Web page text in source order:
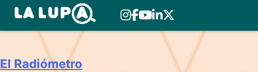
SkipNúmero: N° 25
El Radiómetro